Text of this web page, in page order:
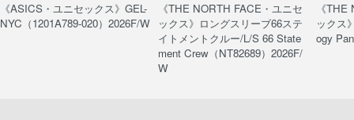
《ASICS・ユニセックス》GEL-
NYC（1201A789-020）2026F/W
《THE NORTH FACE・ユニセ
ックス》ロングスリーブ66ステ
イトメントクルー/L/S 66 State
ment Crew（NT82689）2026F/
W
《
ックス
ogy